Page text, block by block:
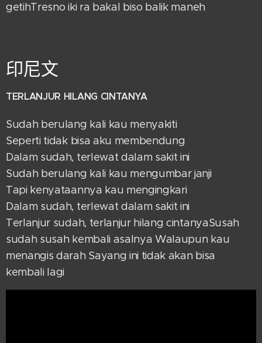
getihTresno iki ra bakal biso balik maneh
印尼文
TERLANJUR HILANG CINTANYA
Sudah berulang kali kau menyakiti
Seperti tidak bisa aku membendung
Dalam sudah, terlewat dalam sakit ini
Sudah berulang kali kau mengumbar janji
Tapi kenyataannya kau mengingkari
Dalam sudah, terlewat dalam sakit ini
Terlanjur sudah, terlanjur hilang cintanyaSusah
sudah susah kembali asalnya Walaupun kau
menangis darah Sayang ini tidak akan bisa
kembali lagi